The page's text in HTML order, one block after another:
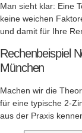
Man sieht klar: Eine
keine weichen
und damit für Ihre
Rechenbeispiel
München
Machen wir die
für eine typische 2-
aus der Praxis